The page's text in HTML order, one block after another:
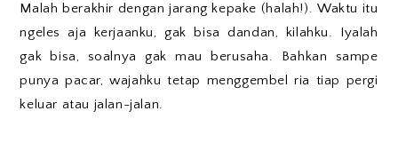
Malah berakhir dengan jarang kepake (halah!). Waktu itu
ngeles aja kerjaanku, gak bisa dandan, kilahku. Iyalah
gak bisa, soalnya gak mau berusaha. Bahkan sampe
punya pacar, wajahku tetap menggembel ria tiap pergi
keluar atau jalan-jalan.